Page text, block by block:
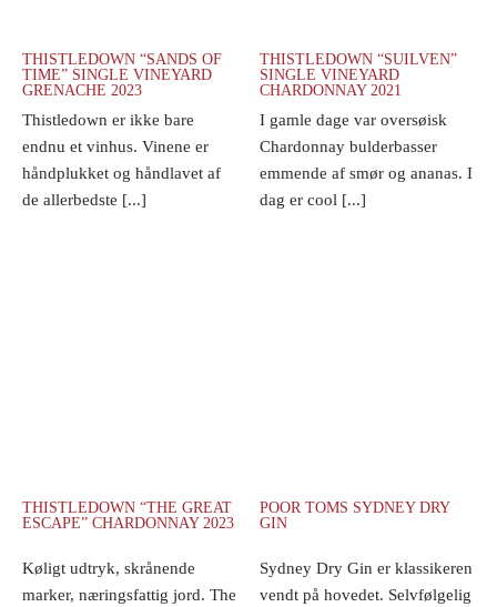
THISTLEDOWN “SANDS OF
TIME” SINGLE VINEYARD
GRENACHE 2023
Thistledown er ikke bare
endnu et vinhus. Vinene er
håndplukket og håndlavet af
de allerbedste [...]
THISTLEDOWN “SUILVEN”
SINGLE VINEYARD
CHARDONNAY 2021
I gamle dage var oversøisk
Chardonnay bulderbasser
emmende af smør og ananas. I
dag er cool [...]
THISTLEDOWN “THE GREAT
ESCAPE” CHARDONNAY 2023
Køligt udtryk, skrånende
marker, næringsfattig jord. The
POOR TOMS SYDNEY DRY
GIN
Sydney Dry Gin er klassikeren
vendt på hovedet. Selvfølgelig